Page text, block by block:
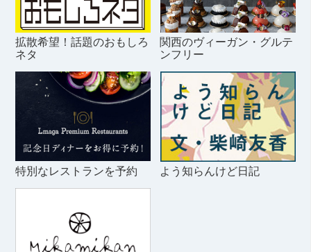
拡散希望！話題のおもしろ
ネタ
関西のヴィーガン・グルテ
ンフリー
特別なレストランを予約 よう知らんけど日記